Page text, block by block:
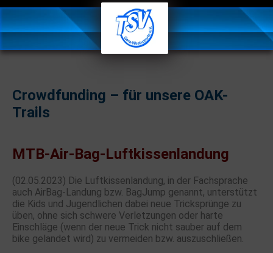
Crowdfunding – für unsere OAK-
Trails
MTB-Air-Bag-Luftkissenlandung
(02.05.2023) Die Luftkissenlandung, in der Fachsprache
auch AirBag-Landung bzw. BagJump genannt, unterstützt
die Kids und Jugendlichen dabei neue Tricksprünge zu
üben, ohne sich schwere Verletzungen oder harte
Einschläge (wenn der neue Trick nicht sauber auf dem
bike gelandet wird) zu vermeiden bzw. auszuschließen.